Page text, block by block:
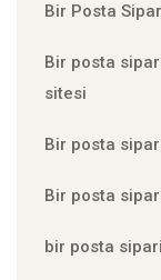
Bir Posta
Bir posta
sitesi
Bir posta
Bir posta
bir posta